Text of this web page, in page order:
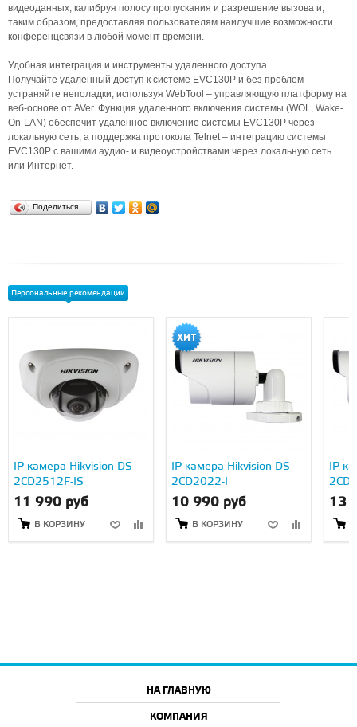
видеоданных, калибруя полосу пропускания и разрешение вызова и,
таким образом, предоставляя пользователям наилучшие возможности
конференцсвязи в любой момент времени.
Удобная интеграция и инструменты удаленного доступа
Получайте удаленный доступ к системе EVC130P и без проблем
устраняйте неполадки, используя WebTool – управляющую платформу на
веб-основе от AVer. Функция удаленного включения системы (WOL, Wake-
On-LAN) обеспечит удаленное включение системы EVC130P через
локальную сеть, а поддержка протокола Telnet – интеграцию системы
EVC130P с вашими аудио- и видеоустройствами через локальную сеть
или Интернет.
Поделиться…
Персональные рекомендации
IP камера Hikvision DS-
2CD2512F-IS
11 990 руб
В КОРЗИНУ
IP камера Hikvision DS-
2CD2022-I
10 990 руб
В КОРЗИНУ
IP
13
НА ГЛАВНУЮ
КОМПАНИЯ